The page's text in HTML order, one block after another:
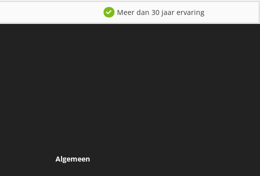
Meer dan 30 jaar ervaring
Algemeen